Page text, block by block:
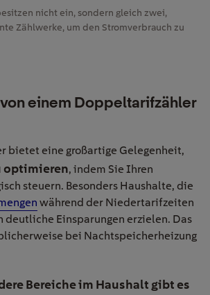
nicht ein, sondern gleich zwei,
Zählwerke, um den Stromverbrauch zu
einem Doppeltarifzähler
bietet eine großartige Gelegenheit,
optimieren, indem Sie Ihren
steuern. Besonders Haushalte, die
während der Niedertarifzeiten
deutliche Einsparungen erzielen. Das
bei Nachtspeicherheizung
Bereiche im Haushalt gibt es